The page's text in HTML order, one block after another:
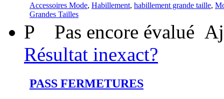
Accessoires Mode, Habillement, habillement grande taille,
Grandes Tailles
P Pas encore évalué
Résultat inexact?
PASS FERMETURES